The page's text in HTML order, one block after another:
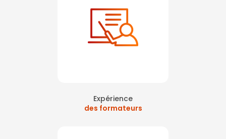
Expérience
des formateurs